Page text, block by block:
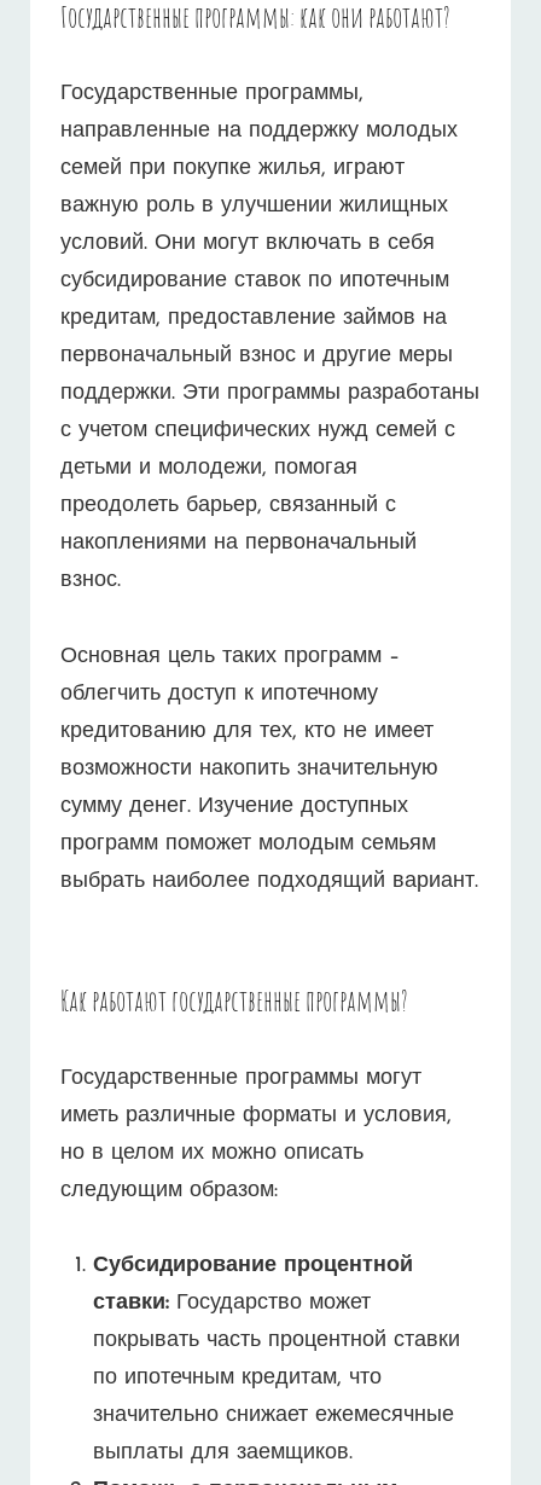
Государственные программы: как они работают?
Государственные программы,
направленные на поддержку молодых
семей при покупке жилья, играют
важную роль в улучшении жилищных
условий. Они могут включать в себя
субсидирование ставок по ипотечным
кредитам, предоставление займов на
первоначальный взнос и другие меры
поддержки. Эти программы разработаны
с учетом специфических нужд семей с
детьми и молодежи, помогая
преодолеть барьер, связанный с
накоплениями на первоначальный
взнос.
Основная цель таких программ –
облегчить доступ к ипотечному
кредитованию для тех, кто не имеет
возможности накопить значительную
сумму денег. Изучение доступных
программ поможет молодым семьям
выбрать наиболее подходящий вариант.
Как работают государственные программы?
Государственные программы могут
иметь различные форматы и условия,
но в целом их можно описать
следующим образом:
Субсидирование процентной
ставки: Государство может
покрывать часть процентной ставки
по ипотечным кредитам, что
значительно снижает ежемесячные
выплаты для заемщиков.